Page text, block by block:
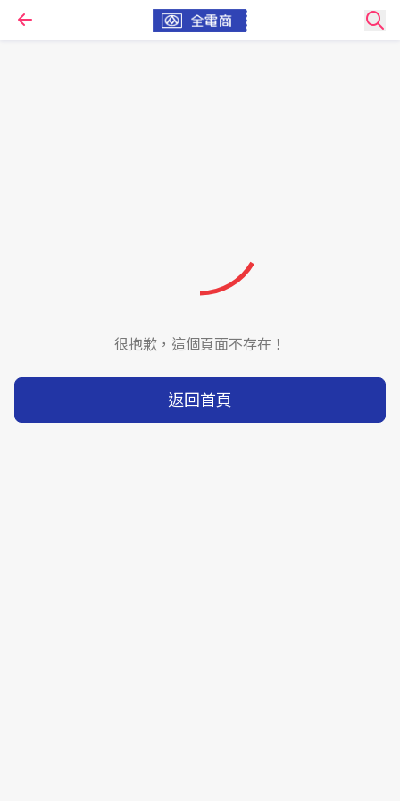
很抱歉，這個頁面不存在！
返回首頁